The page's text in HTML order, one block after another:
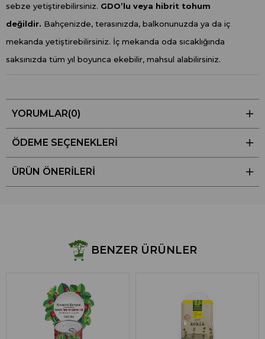
sebze yetiştirebilirsiniz. GDO’lu veya hibrit tohum
değildir. Bahçenizde, terasınızda, balkonunuzda ya da iç
mekanda yetiştirebilirsiniz. İç mekanda oda sıcaklığında
saksınızda tüm yıl boyunca ekebilir, mahsul alabilirsiniz.
YORUMLAR(0)
ÖDEME SEÇENEKLERI
ÜRÜN ÖNERILERI
BENZER ÜRÜNLER